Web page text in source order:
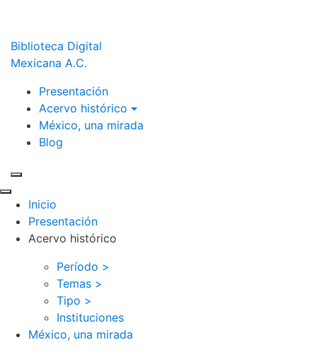
Biblioteca Digital
Mexicana A.C.
Presentación
Acervo histórico
México, una mirada
Blog
Inicio
Presentación
Acervo histórico
Período >
Temas >
Tipo >
Instituciones
México, una mirada